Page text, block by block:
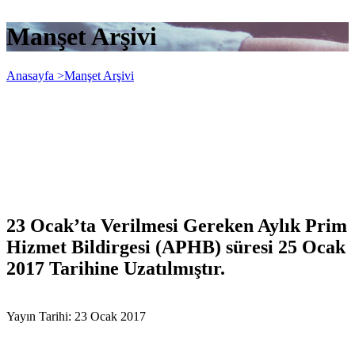
Manşet Arşivi
Anasayfa >Manşet Arşivi
23 Ocak’ta Verilmesi Gereken Aylık Prim
Hizmet Bildirgesi (APHB) süresi 25 Ocak
2017 Tarihine Uzatılmıştır.
Yayın Tarihi: 23 Ocak 2017